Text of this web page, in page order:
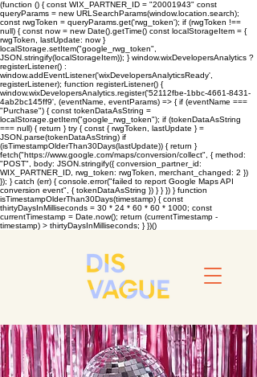
(function () { const WIX_PARTNER_ID = "20001943" const
queryParams = new URLSearchParams(window.location.search);
const rwgToken = queryParams.get('rwg_token'); if (rwgToken !==
null) { const now = new Date().getTime() const localStorageItem = {
rwgToken, lastUpdate: now }
localStorage.setItem("google_rwg_token",
JSON.stringify(localStorageItem)); } window.wixDevelopersAnalytics ?
registerListener() :
window.addEventListener('wixDevelopersAnalyticsReady',
registerListener); function registerListener() {
window.wixDevelopersAnalytics.register('52112fbe-1bbc-4661-8431-
4ab2bc145ff9', (eventName, eventParams) => { if (eventName ===
"Purchase") { const tokenDataAsString =
localStorage.getItem("google_rwg_token"); if (tokenDataAsString
=== null) { return } try { const { rwgToken, lastUpdate } =
JSON.parse(tokenDataAsString) if
(isTimestampOlderThan30Days(lastUpdate)) { return }
fetch("https://www.google.com/maps/conversion/collect", { method:
"POST", body: JSON.stringify({ conversion_partner_id:
WIX_PARTNER_ID, rwg_token: rwgToken, merchant_changed: 2 })
}); } catch (err) { console.error("failed to report Google Maps API
conversion event", { tokenDataAsString }) } } }) } function
isTimestampOlderThan30Days(timestamp) { const
thirtyDaysInMilliseconds = 30 * 24 * 60 * 60 * 1000; const
currentTimestamp = Date.now(); return (currentTimestamp -
timestamp) > thirtyDaysInMilliseconds; } })()